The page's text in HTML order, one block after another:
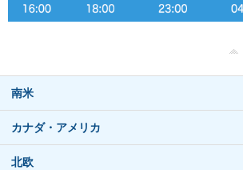
南米
カナダ・アメリカ
北欧